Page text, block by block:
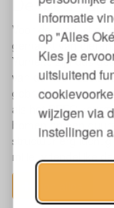
informatie
op "Alles
Kies je
uitsluitend
wijzigen via
instellingen
Voor de productie
gemaakt van
Yumeko zijn dus
van de houtvezels
gebruikt is voor
als het PEFC
bomen op een
structuur erg luchtig
milieuvriendelijke